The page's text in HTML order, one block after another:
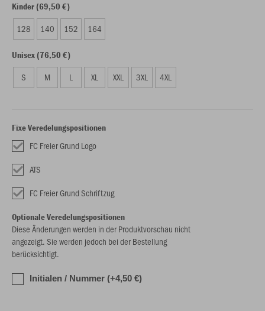
Kinder (69,50 €)
128 140 152 164
Unisex (76,50 €)
S M L XL XXL 3XL 4XL
Fixe Veredelungspositionen
FC Freier Grund Logo
ATS
FC Freier Grund Schriftzug
Optionale Veredelungspositionen
Diese Änderungen werden in der Produktvorschau nicht
angezeigt. Sie werden jedoch bei der Bestellung
berücksichtigt.
Initialen / Nummer (+4,50 €)